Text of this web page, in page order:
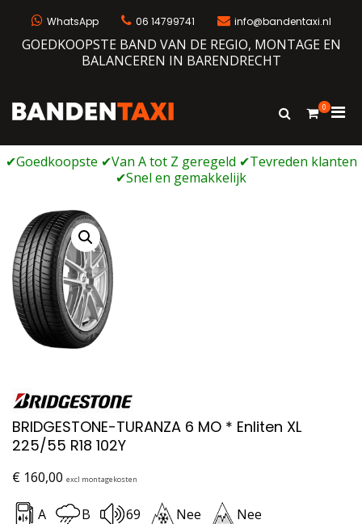
WhatsApp 06 14799741 info@bandentaxi.nl
GOEDKOOPSTE BAND VAN DE REGIO, MONTAGE EN
BALANCEREN IN BARENDRECHT
Bandengarage met eigen webshop
Toon
0
voor
BRIDGESTONE-TURANZA 6 MO * Enliten XL
225/55 R18 102Y
€ 160,00 excl montagekosten
A B 69 Nee Nee